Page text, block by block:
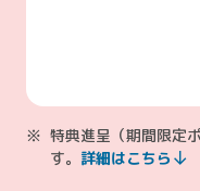
特典進呈（期間限定
す。 詳細はこちら